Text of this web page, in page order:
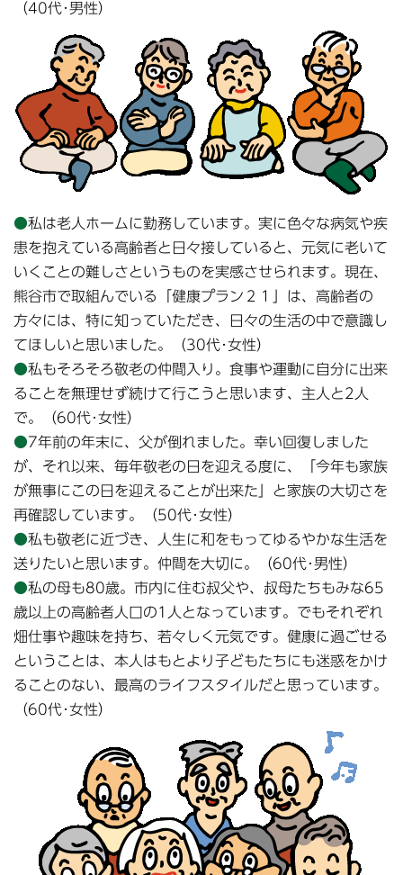
（40代･男性）
●私は老人ホームに勤務しています。実に色々な病気や疾
患を抱えている高齢者と日々接していると、元気に老いて
いくことの難しさというものを実感させられます。現在、
熊谷市で取組んでいる「健康プラン２１」は、高齢者の
方々には、特に知っていただき、日々の生活の中で意識し
てほしいと思いました。（30代･女性）
●私もそろそろ敬老の仲間入り。食事や運動に自分に出来
ることを無理せず続けて行こうと思います、主人と2人
で。（60代･女性）
●7年前の年末に、父が倒れました。幸い回復しました
が、それ以来、毎年敬老の日を迎える度に、「今年も家族
が無事にこの日を迎えることが出来た」と家族の大切さを
再確認しています。（50代･女性）
●私も敬老に近づき、人生に和をもってゆるやかな生活を
送りたいと思います。仲間を大切に。（60代･男性）
●私の母も80歳。市内に住む叔父や、叔母たちもみな65
歳以上の高齢者人口の1人となっています。でもそれぞれ
畑仕事や趣味を持ち、若々しく元気です。健康に過ごせる
ということは、本人はもとより子どもたちにも迷惑をかけ
ることのない、最高のライフスタイルだと思っています。
（60代･女性）